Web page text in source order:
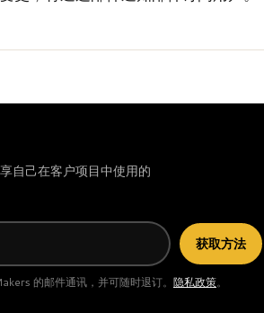
自己在客户项目中使用的
获取方法
的邮件通讯，并可随时退订。 隐私政策。